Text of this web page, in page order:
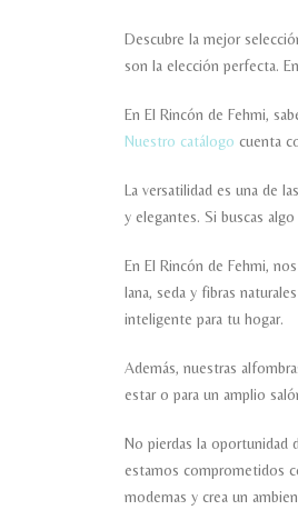
Descubre la mejor
son la elección perfecta.
En El Rincón de Fehmi,
Nuestro catálogo cuenta
La versatilidad es una de
y elegantes. Si buscas
En El Rincón de Fehmi,
lana, seda y fibras
inteligente para tu hogar.
Además, nuestras
estar o para un amplio
No pierdas la oportunidad
estamos comprometidos
modernas y crea un